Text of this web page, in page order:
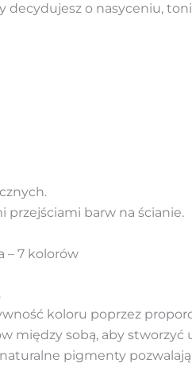
decydujesz o nasyceniu,
barw na ścianie.
– 7 kolorów
koloru poprzez
między sobą, aby stworzyć
pigmenty